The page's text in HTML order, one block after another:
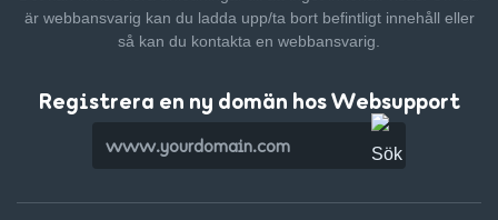
är webbansvarig kan du ladda upp/ta bort befintligt innehåll eller
så kan du kontakta en webbansvarig.
Registrera en ny domän hos Websupport